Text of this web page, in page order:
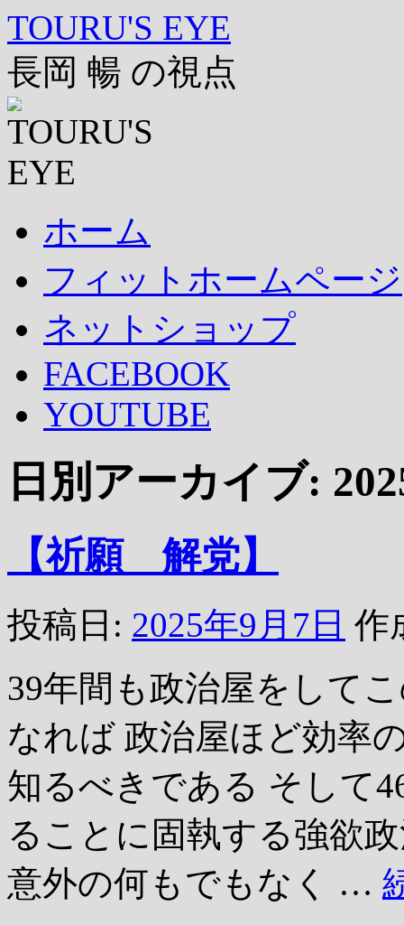
コ
テ
ン
ツ
へ
ス
キ
ッ
プ
TOURU'S EYE
長岡 暢 の視点
ホーム
フィットホームページ
ネットショップ
FACEBOOK
YOUTUBE
日別アーカイブ:
【祈願 解党】
投稿日: 2025年9月7日 作
39年間も政治屋をして
なれば 政治屋ほど効率
知るべきである そして
ることに固執する強欲
意外の何もでもなく …